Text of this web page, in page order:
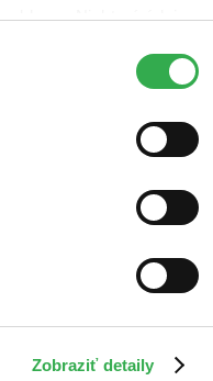
Niektoré údaje
cookies. Ďakujeme!
Zobraziť detaily